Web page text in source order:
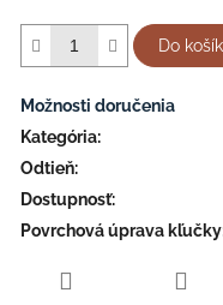
Do
Možnosti doručenia
Kategória:
Odtieň:
Dostupnosť:
Povrchová úprava kľučky